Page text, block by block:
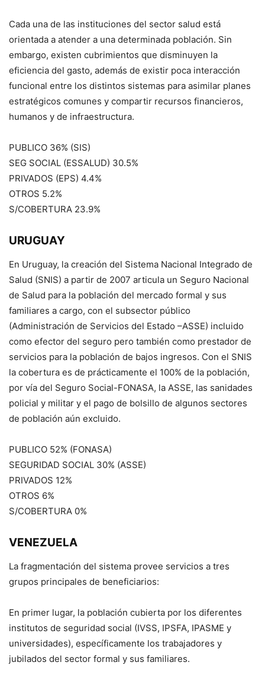
Cada una de las instituciones del sector salud está
orientada a atender a una determinada población. Sin
embargo, existen cubrimientos que disminuyen la
eficiencia del gasto, además de existir poca interacción
funcional entre los distintos sistemas para asimilar planes
estratégicos comunes y compartir recursos financieros,
humanos y de infraestructura.
PUBLICO 36% (SIS)
SEG SOCIAL (ESSALUD) 30.5%
PRIVADOS (EPS) 4.4%
OTROS 5.2%
S/COBERTURA 23.9%
URUGUAY
En Uruguay, la creación del Sistema Nacional Integrado de
Salud (SNIS) a partir de 2007 articula un Seguro Nacional
de Salud para la población del mercado formal y sus
familiares a cargo, con el subsector público
(Administración de Servicios del Estado –ASSE) incluido
como efector del seguro pero también como prestador de
servicios para la población de bajos ingresos. Con el SNIS
la cobertura es de prácticamente el 100% de la población,
por vía del Seguro Social-FONASA, la ASSE, las sanidades
policial y militar y el pago de bolsillo de algunos sectores
de población aún excluido.
PUBLICO 52% (FONASA)
SEGURIDAD SOCIAL 30% (ASSE)
PRIVADOS 12%
OTROS 6%
S/COBERTURA 0%
VENEZUELA
La fragmentación del sistema provee servicios a tres
grupos principales de beneficiarios:
En primer lugar, la población cubierta por los diferentes
institutos de seguridad social (IVSS, IPSFA, IPASME y
universidades), específicamente los trabajadores y
jubilados del sector formal y sus familiares.